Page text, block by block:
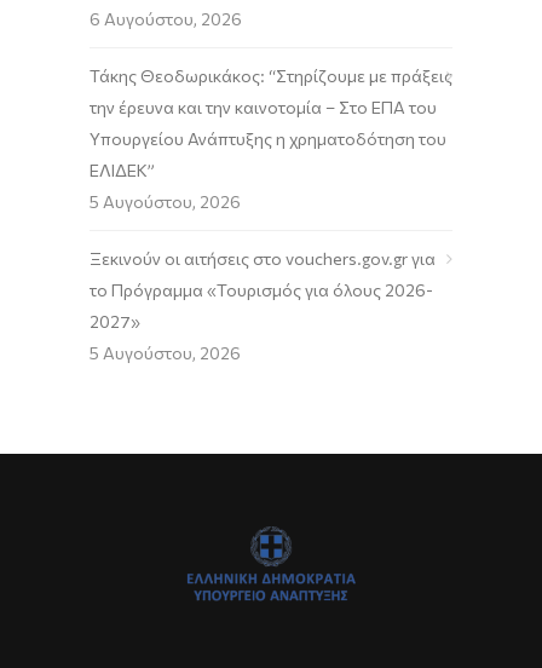
6 Αυγούστου, 2026
Τάκης Θεοδωρικάκος: “Στηρίζουμε με πράξεις
την έρευνα και την καινοτομία – Στο ΕΠΑ του
Υπουργείου Ανάπτυξης η χρηματοδότηση του
ΕΛΙΔΕΚ”
5 Αυγούστου, 2026
Ξεκινούν οι αιτήσεις στο vouchers.gov.gr για
το Πρόγραμμα «Τουρισμός για όλους 2026-
2027»
5 Αυγούστου, 2026